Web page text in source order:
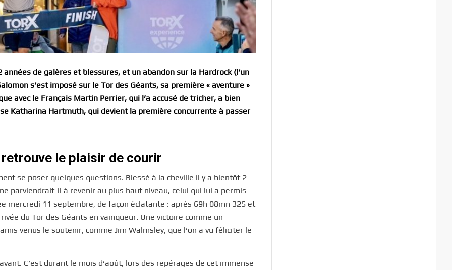
de galères et blessures, et un abandon sur la Hardrock (l’un
s’est imposé sur le Tor des Géants, sa première « aventure »
avec le Français Martin Perrier, qui l’a accusé de tricher, a bien
Katharina Hartmuth, qui devient la première concurrente à passer
retrouve le plaisir de courir
se poser quelques questions. Blessé à la cheville il y a bientôt 2
parviendrait-il à revenir au plus haut niveau, celui qui lui a permis
mercredi 11 septembre, de façon éclatante : après 69h 08mn 32S et
du Tor des Géants en vainqueur. Une victoire comme un
venus le soutenir, comme Jim Walmsley, que l’on a vu féliciter le
C’est durant le mois d’août, lors des repérages de cet immense